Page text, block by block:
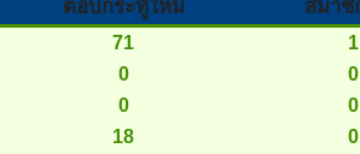
ตอบกระทู้ใหม่ สมาชิ
71 1
0 0
0 0
18 0